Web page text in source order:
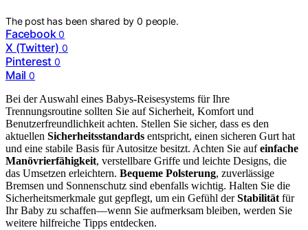
The post has been shared by0 people.
Facebook 0
X (Twitter) 0
Pinterest 0
Mail 0
Bei der Auswahl eines Babys-Reisesystems für Ihre
Trennungsroutine sollten Sie auf Sicherheit, Komfort und
Benutzerfreundlichkeit achten. Stellen Sie sicher, dass es den
aktuellen Sicherheitsstandards entspricht, einen sicheren Gurt hat
und eine stabile Basis für Autositze besitzt. Achten Sie aufeinfache
Manövrierfähigkeit, verstellbare Griffe und leichte Designs, die
das Umsetzen erleichtern. Bequeme Polsterung, zuverlässige
Bremsen und Sonnenschutz sind ebenfalls wichtig. Halten Sie die
Sicherheitsmerkmale gut gepflegt, um ein Gefühl derStabilität für
Ihr Baby zu schaffen—wenn Sie aufmerksam bleiben, werden Sie
weitere hilfreiche Tipps entdecken.